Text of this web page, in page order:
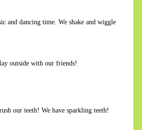
and dancing time. We shake and wiggle
outside with our friends!
our teeth! We have sparkling teeth!